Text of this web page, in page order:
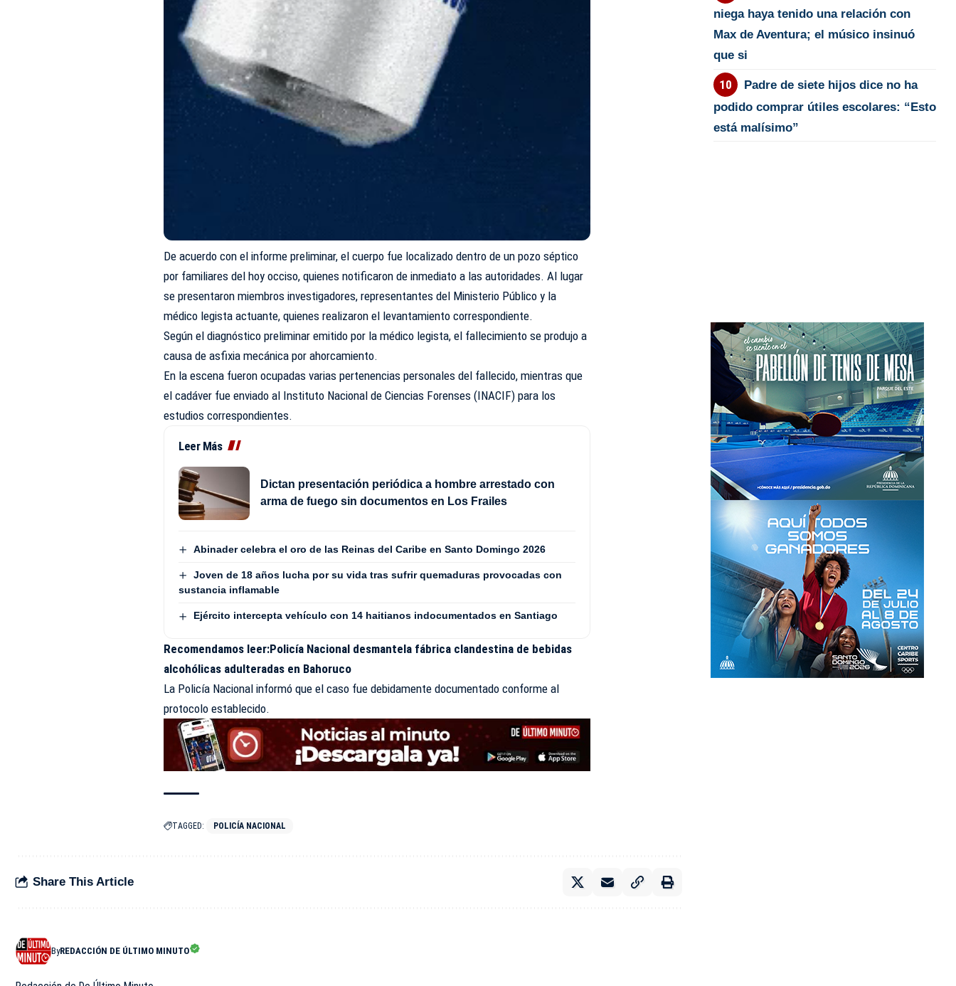
De acuerdo con el informe preliminar, el cuerpo fue localizado dentro de un pozo séptico
por familiares del hoy occiso, quienes notificaron de inmediato a las autoridades. Al lugar
se presentaron miembros investigadores, representantes del Ministerio Público y la
médico legista actuante, quienes realizaron el levantamiento correspondiente.
Según el diagnóstico preliminar emitido por la médico legista, el fallecimiento se produjo a
causa de asfixia mecánica por ahorcamiento.
En la escena fueron ocupadas varias pertenencias personales del fallecido, mientras que
el cadáver fue enviado al Instituto Nacional de Ciencias Forenses (INACIF) para los
estudios correspondientes.
Leer Más
Dictan presentación periódica a hombre arrestado con
arma de fuego sin documentos en Los Frailes
Abinader celebra el oro de las Reinas del Caribe en Santo Domingo 2026
Joven de 18 años lucha por su vida tras sufrir quemaduras provocadas con
sustancia inflamable
Ejército intercepta vehículo con 14 haitianos indocumentados en Santiago
Recomendamos leer:Policía Nacional desmantela fábrica clandestina de bebidas
alcohólicas adulteradas en Bahoruco
La Policía Nacional informó que el caso fue debidamente documentado conforme al
protocolo establecido.
TAGGED: POLICÍA NACIONAL
Share This Article
ByREDACCIÓN DE ÚLTIMO MINUTO
niega haya tenido una relación con
Max de Aventura; el músico insinuó
que si
Padre de siete hijos dice no ha
podido comprar útiles escolares: “Esto
está malísimo”